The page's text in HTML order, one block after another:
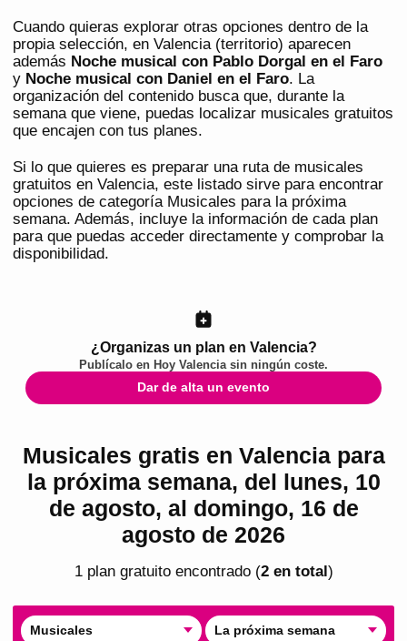
Cuando quieras explorar otras opciones dentro de la
propia selección, en Valencia (territorio) aparecen
además Noche musical con Pablo Dorgal en el Faro
y Noche musical con Daniel en el Faro. La
organización del contenido busca que, durante la
semana que viene, puedas localizar musicales gratuitos
que encajen con tus planes.
Si lo que quieres es preparar una ruta de musicales
gratuitos en Valencia, este listado sirve para encontrar
opciones de categoría Musicales para la próxima
semana. Además, incluye la información de cada plan
para que puedas acceder directamente y comprobar la
disponibilidad.
¿Organizas un plan en Valencia?
Publícalo en Hoy Valenciasin ningún coste.
Dar de alta un evento
Musicales gratis en Valencia para
la próxima semana, del lunes, 10
de agosto, al domingo, 16 de
agosto de 2026
1plangratuitoencontrado(2en total )
Musicales La próxima semana